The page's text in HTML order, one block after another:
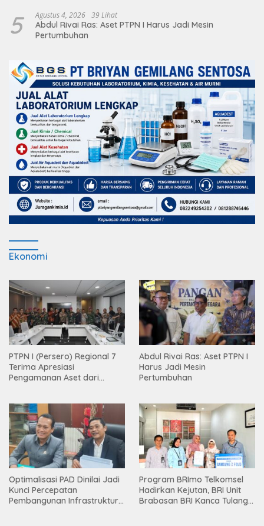
5 Agustus 4, 2026 39 Lihat
Abdul Rivai Ras: Aset PTPN I Harus Jadi Mesin
Pertumbuhan
Ekonomi
PTPN I (Persero) Regional 7
Terima Apresiasi
Pengamanan Aset dari
Abdul Rivai Ras: Aset PTPN I
Harus Jadi Mesin
Pertumbuhan
Optimalisasi PAD Dinilai Jadi
Kunci Percepatan
Pembangunan Infrastruktur
Program BRImo Telkomsel
Hadirkan Kejutan, BRI Unit
Brabasan BRI Kanca Tulang